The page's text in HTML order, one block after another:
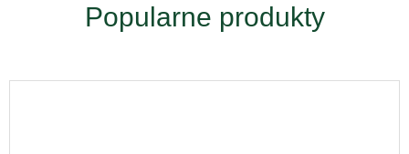
Popularne produkty